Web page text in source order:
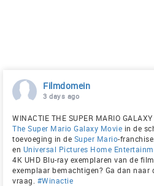
Filmdomein
3 days ago
WINACTIE THE SUPER MARIO
The Super Mario Galaxy Movie in de
toevoeging in de Super Mario-
en Universal Pictures Home
4K UHD Blu-ray exemplaren van de
exemplaar bemachtigen? Ga dan naar
vraag. #Winactie